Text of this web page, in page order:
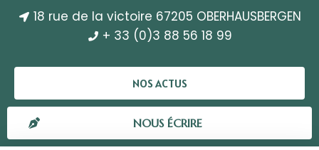
18 rue de la victoire 67205 OBERHAUSBERGEN
+ 33 (0)3 88 56 18 99
NOS ACTUS
NOUS ÉCRIRE